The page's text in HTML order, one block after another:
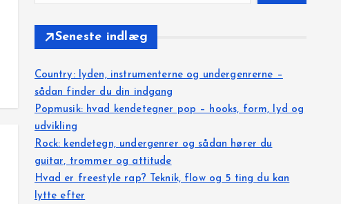
Seneste indlæg
Country: lyden, instrumenterne og undergenrerne –
sådan finder du din indgang
Popmusik: hvad kendetegner pop – hooks, form, lyd og
udvikling
Rock: kendetegn, undergenrer og sådan hører du
guitar, trommer og attitude
Hvad er freestyle rap? Teknik, flow og 5 ting du kan
lytte efter